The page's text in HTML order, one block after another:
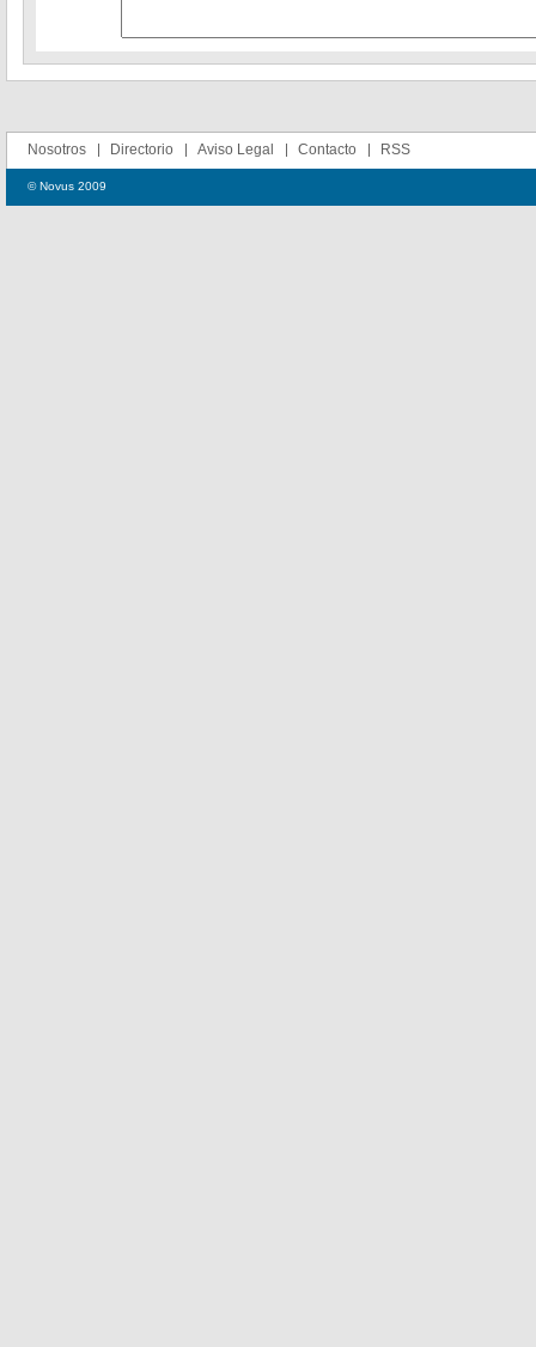
Nosotros Directorio Aviso Legal Contacto RSS
© Novus 2009